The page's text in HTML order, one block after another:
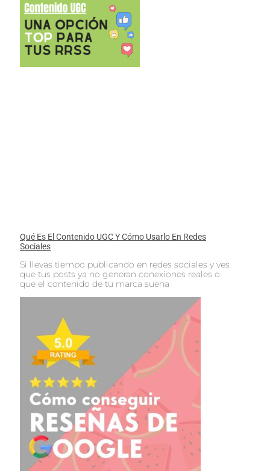
Qué Es El Contenido UGC Y Cómo Usarlo En Redes
Sociales
Si llevas tiempo publicando en redes sociales y ves
que tus posts ya no generan conexiones reales o
que el contenido de tu marca suena